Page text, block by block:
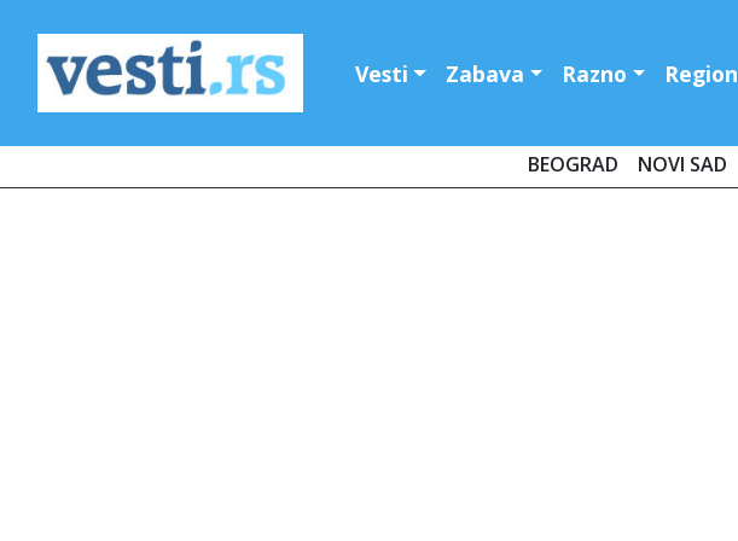
Vesti Zabava Razno Region
BEOGRAD NOVI SAD